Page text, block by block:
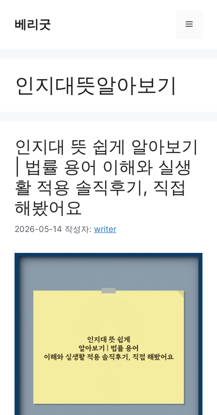
베리굿 메
인지대뜻알아보기
인지대 뜻 쉽게 알아보기
| 법률 용어 이해와 실생
활 적용 솔직후기, 직접
해봤어요
2026-05-14 작성자: writer